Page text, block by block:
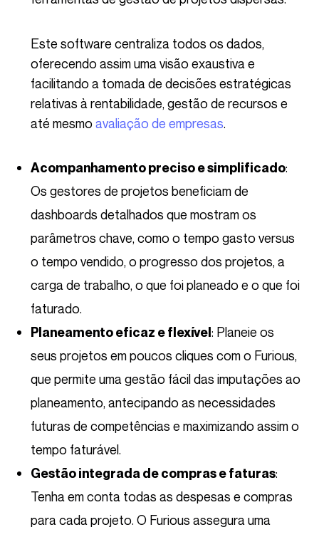
Este software centraliza todos os dados,
oferecendo assim uma visão exaustiva e
facilitando a tomada de decisões estratégicas
relativas à rentabilidade, gestão de recursos e
até mesmo avaliação de empresas.
Acompanhamento preciso e simplificado:
Os gestores de projetos beneficiam de
dashboards detalhados que mostram os
parâmetros chave, como o tempo gasto versus
o tempo vendido, o progresso dos projetos, a
carga de trabalho, o que foi planeado e o que foi
faturado.
Planeamento eficaz e flexível : Planeie os
seus projetos em poucos cliques com o Furious,
que permite uma gestão fácil das imputações ao
planeamento, antecipando as necessidades
futuras de competências e maximizando assim o
tempo faturável.
Gestão integrada de compras e faturas:
Tenha em conta todas as despesas e compras
para cada projeto. O Furious assegura uma